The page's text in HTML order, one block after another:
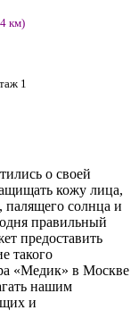
км)
1
о своей
кожу лица,
палящего солнца и
правильный
предоставить
такого
«Медик» в Москве
нашим
и